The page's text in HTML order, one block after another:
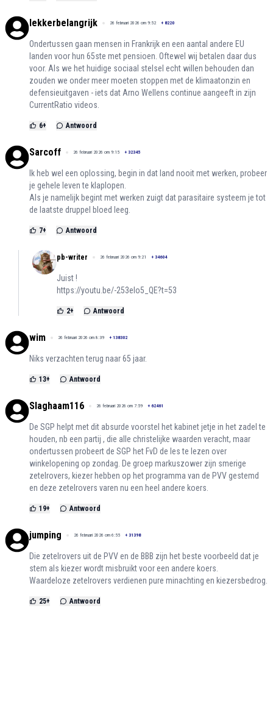
lekkerbelangrijk 26 februari 2026 om 9:52 + 8220
Ondertussen gaan mensen in Frankrijk en een aantal andere EU
landen voor hun 65ste met pensioen. Oftewel wij betalen daar dus
voor. Als we het huidige sociaal stelsel echt willen behouden dan
zouden we onder meer moeten stoppen met de klimaatonzin en
defensieuitgaven - iets dat Arno Wellens continue aangeeft in zijn
CurrentRatio videos.
6+ Antwoord
Sarcoff 26 februari 2026 om 9:15 + 32345
Ik heb wel een oplossing, begin in dat land nooit met werken, probeer
je gehele leven te klaplopen.
Als je namelijk begint met werken zuigt dat parasitaire systeem je tot
de laatste druppel bloed leeg.
7+ Antwoord
pb-writer 26 februari 2026 om 9:21 + 34604
Juist !
https://youtu.be/-253eIo5_QE?t=53
2+ Antwoord
wim 26 februari 2026 om 8:39 + 138302
Niks verzachten terug naar 65 jaar.
13+ Antwoord
Slaghaam116 26 februari 2026 om 7:59 + 62461
De SGP helpt met dit absurde voorstel het kabinet jetje in het zadel te
houden, nb een partij , die alle christelijke waarden veracht, maar
ondertussen probeert de SGP het FvD de les te lezen over
winkelopening op zondag. De groep markuszower zijn smerige
zetelrovers, kiezer hebben op het programma van de PVV gestemd
en deze zetelrovers varen nu een heel andere koers.
19+ Antwoord
jumping 26 februari 2026 om 6:55 + 31398
Die zetelrovers uit de PVV en de BBB zijn het beste voorbeeld dat je
stem als kiezer wordt misbruikt voor een andere koers.
Waardeloze zetelrovers verdienen pure minachting en kiezersbedrog.
25+ Antwoord